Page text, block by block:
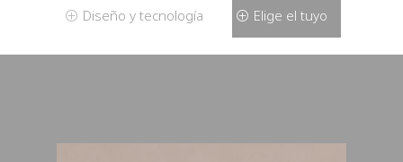
P Diseño y tecnología P Elige el tuyo